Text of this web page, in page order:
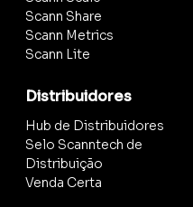
Scann Share
Scann Metrics
Scann Lite
Distribuidores
Hub de Distribuidores
Selo Scanntech de
Distribuição
Venda Certa